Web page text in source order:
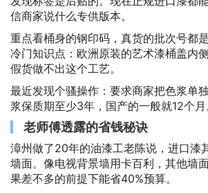
信商家说什么专供版本。
重点看桶身的钢印码，真货的批次号都
冷门知识点：欧洲原装的艺术漆桶盖内
假货做不出这个工艺。
最近发现个骚操作：要求商家把色浆单
浆保质期至少3年，国产的一般就12个月
老师傅透露的省钱秘诀
漳州做了20年的油漆工老陈说，进口漆
墙面。像电视背景墙用卡百利，其他墙
果差不多的前提下能省40%预算。